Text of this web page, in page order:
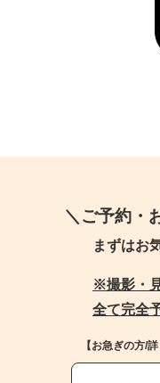
＼ご予約・
まずはお
※撮影・
全て完全
【お急ぎの方/